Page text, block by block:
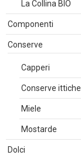
La Collina BIO
Componenti
Conserve
Capperi
Conserve ittiche
Miele
Mostarde
Dolci